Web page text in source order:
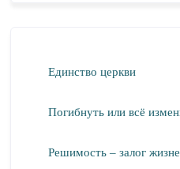
Единство церкви
Погибнуть или всё
Решимость – залог